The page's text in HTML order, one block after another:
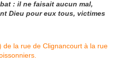
: il ne faisait aucun mal,
Dieu pour eux tous, victimes